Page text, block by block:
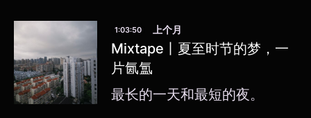
1:03:50 上个月
Mixtape丨夏至时节的梦，一
片氤氲
最长的一天和最短的夜。